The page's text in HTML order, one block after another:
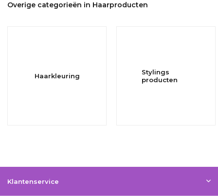
Overige categorieën in Haarproducten
Haarkleuring
Stylings
producten
Klantenservice